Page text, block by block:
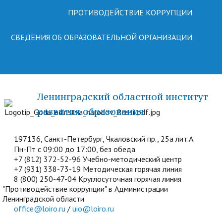
ПРОТИВОДЕЙСТВИЕ КОРРУПЦИИ
СВЕДЕНИЯ ОБ ОБРАЗОВАТЕЛЬНОЙ ОРГАНИЗАЦИИ
Ленинградский областной институт
развития образования
197136, Санкт-Петербург, Чкаловский пр., 25а лит.А.
Пн-Пт с 09:00 до 17:00, без обеда
+7 (812) 372-52-96 Учебно-методический центр
+7 (931) 338-73-19 Методическая горячая линия
8 (800) 250-47-04 Круглосуточная горячая линия
"Противодействие коррупции" в Администрации
Ленинградской области
office@loiro.ru / uio@loiro.ru